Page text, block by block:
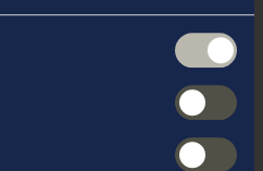
questi prodotti